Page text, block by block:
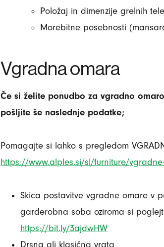
Položaj in dimenzije grelnih
Morebitne posebnosti
Vgradna omara
Če si želite ponudbo za vgradno
pošljite še naslednje podatke;
Pomagajte si lahko s pregledom
https://www.alples.si/sl/furniture/
Skica postavitve vgradne omare v
garderobna soba oziroma si
https://bit.ly/3ajdwHW
Drsna ali klasična vrata